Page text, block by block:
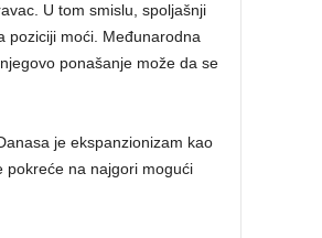
U tom smislu, spoljašnji
poziciji moći. Međunarodna
ponašanje može da se
je ekspanzionizam kao
pokreće na najgori mogući